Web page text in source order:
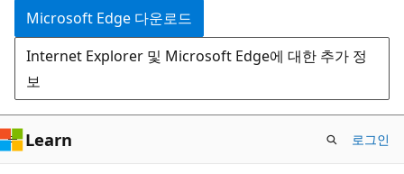
건
너
뛰
기
Microsoft Edge 다운로드
Internet Explorer 및 Microsoft Edge에 대한 추가 정
보
Learn 로그인